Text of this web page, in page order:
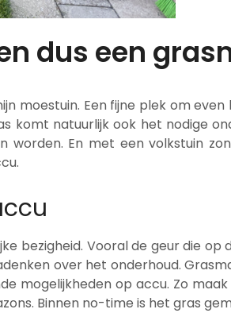
dus een
moestuin. Een fijne plek om
komt natuurlijk ook het nodige
worden. En met een volkstuin
bezigheid. Vooral de geur die
over het onderhoud.
mogelijkheden op accu. Zo
Binnen no-time is het gras